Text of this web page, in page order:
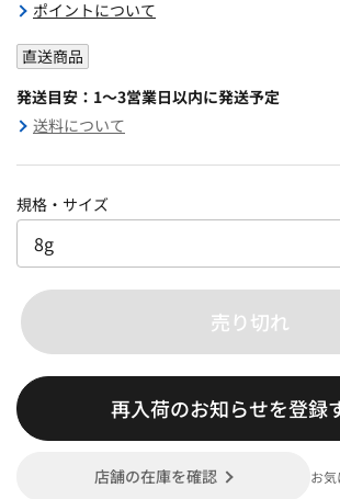
ポイントについて
直送商品
発送目安：1～3営業日以内に発送予定
送料について
規格・サイズ
売り切れ
再入荷のお知らせを登録
店舗の在庫を確認 お